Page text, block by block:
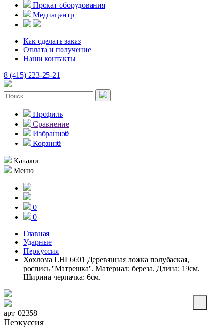
Прокат оборудования
Медиацентр
Как сделать заказ
Оплата и получение
Наши контакты
8 (415) 223-25-21
Профиль
Сравнение
Избранное
0
Корзина
0
Каталог
Меню
0
0
Главная
Ударные
Перкуссия
Хохлома LHL6601 Деревянная ложка полубаская,
роспись ''Матрешка''. Материал: береза. Длина: 19см.
Ширина черпачка: 6см.
арт. 02358
Перкуссия